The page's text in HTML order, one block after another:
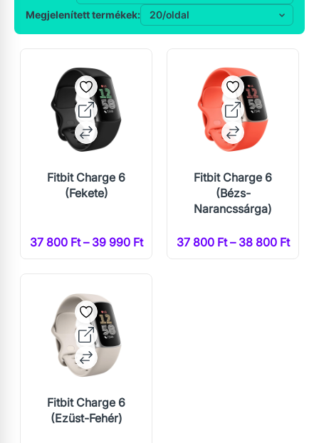
Megjelenített termékek:
Fitbit Charge 6
(Fekete)
37 800 Ft – 39 990 Ft
Fitbit Charge 6
(Bézs-
Narancssárga)
37 800 Ft – 38 800 Ft
Fitbit Charge 6
(Ezüst-Fehér)